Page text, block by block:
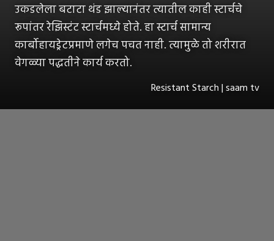
उकडलेला बटाटा थंड झाल्यानंतर त्यातील काही स्टार्चचे
रूपांतर रेझिस्टंट स्टार्चमध्ये होते. हा स्टार्च सामान्य
कार्बोहायड्रेटप्रमाणे लगेच पचत नाही. त्यामुळे तो शरीरात
वेगळ्या पद्धतीने कार्य करतो.
Resistant Starch | saam tv